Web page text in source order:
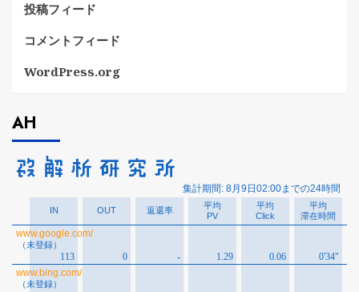
投稿フィード
コメントフィード
WordPress.org
AH